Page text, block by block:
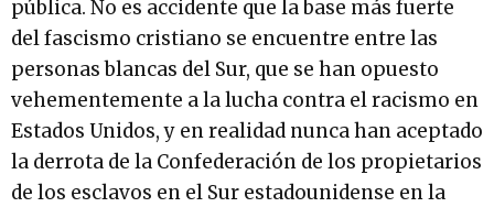
pública. No es accidente que la base más fuerte
del fascismo cristiano se encuentre entre las
personas blancas del Sur, que se han opuesto
vehementemente a la lucha contra el racismo en
Estados Unidos, y en realidad nunca han aceptado
la derrota de la Confederación de los propietarios
de los esclavos en el Sur estadounidense en la